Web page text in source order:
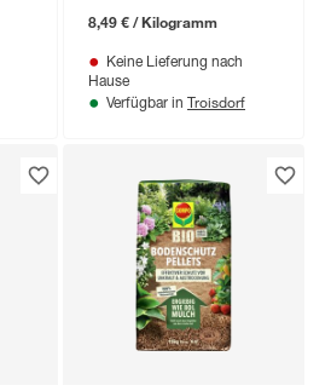
8,49 € / Kilogramm
Keine Lieferung nach
Hause
Verfügbar in Troisdorf